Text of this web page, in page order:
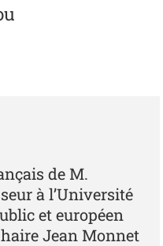
de M.
à l’Université
et européen
Jean Monnet